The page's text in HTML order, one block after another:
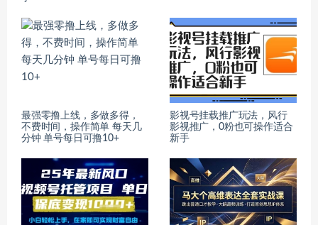
最强零撸上线，多做多得，
不费时间，操作简单 每天几
分钟 单号每日可撸10+
影视号挂载推广玩法，风行
影视推广，0粉也可操作适合
新手